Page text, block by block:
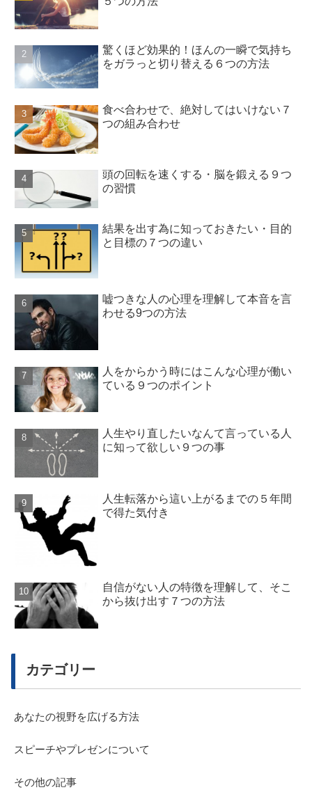
驚くほど効果的！ほんの一瞬で気持ち
をガラっと切り替える６つの方法
食べ合わせで、絶対してはいけない７
つの組み合わせ
頭の回転を速くする・脳を鍛える９つ
の習慣
結果を出す為に知っておきたい・目的
と目標の７つの違い
嘘つきな人の心理を理解して本音を言
わせる9つの方法
人をからかう時にはこんな心理が働い
ている９つのポイント
人生やり直したいなんて言っている人
に知って欲しい９つの事
人生転落から這い上がるまでの５年間
で得た気付き
自信がない人の特徴を理解して、そこ
から抜け出す７つの方法
カテゴリー
あなたの視野を広げる方法
スピーチやプレゼンについて
その他の記事